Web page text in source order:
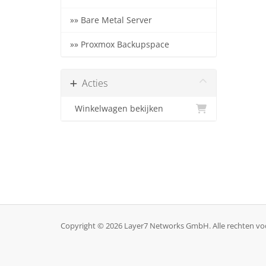
»» Bare Metal Server
»» Proxmox Backupspace
Acties
Winkelwagen bekijken
Copyright © 2026 Layer7 Networks GmbH. Alle rechten